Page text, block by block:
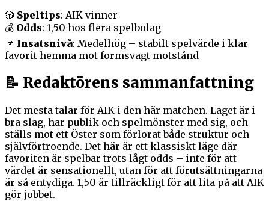
🎲 Speltips: AIK vinner
💰 Odds: 1,50 hos flera spelbolag
📌 Insatsnivå: Medelhög – stabilt spelvärde i klar
favorit hemma mot formsvagt motstånd
📝 Redaktörens sammanfattning
Det mesta talar för AIK i den här matchen. Laget är i
bra slag, har publik och spelmönster med sig, och
ställs mot ett Öster som förlorat både struktur och
självförtroende. Det här är ett klassiskt läge där
favoriten är spelbar trots lågt odds – inte för att
värdet är sensationellt, utan för att förutsättningarna
är så entydiga. 1,50 är tillräckligt för att lita på att AIK
gör jobbet.